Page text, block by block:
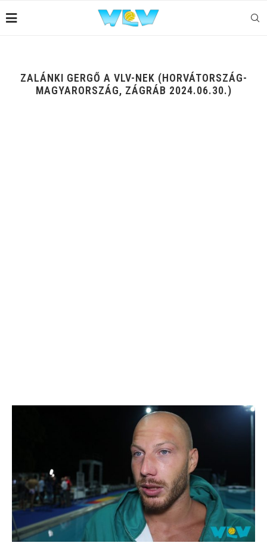
ZALÁNKI GERGŐ A VLV-NEK (HORVÁTORSZÁG-
MAGYARORSZÁG, ZÁGRÁB 2024.06.30.)